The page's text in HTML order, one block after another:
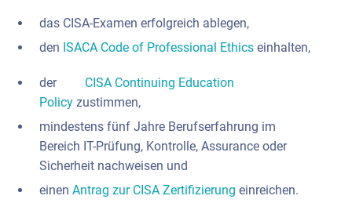
das CISA-Examen erfolgreich ablegen,
den ISACA Code of Professional Ethics einhalten,
der
CISA Continuing Education
Policy zustimmen,
mindestens fünf Jahre Berufserfahrung im
Bereich IT-Prüfung, Kontrolle, Assurance oder
Sicherheit nachweisen und
einen Antrag zur CISA Zertifizierung einreichen.